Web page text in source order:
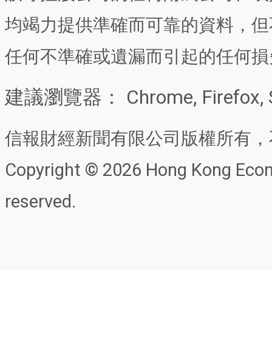
均竭力提供準確而可靠的資料，
任何不準確或遺漏而引起的任何
建議瀏覽器： Chrome, Firefox,
信報財經新聞有限公司版權所有
Copyright © 2026 Hong Kong
reserved.